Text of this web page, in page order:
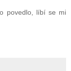
povedlo, líbí se mi